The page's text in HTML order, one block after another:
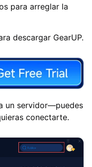
para arreglar la
descargar GearUP.
un servidor—puedes
conectarte.